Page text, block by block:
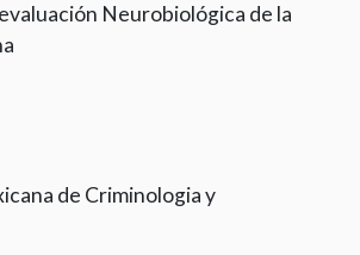
Neurobiológica de la
de Criminologia y